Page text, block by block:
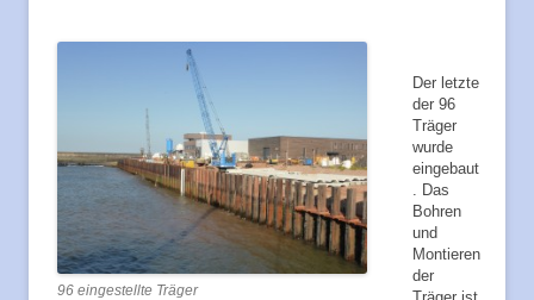
96 eingestellte Träger
Der letzte
der 96
Träger
wurde
eingebaut
. Das
Bohren
und
Montieren
der